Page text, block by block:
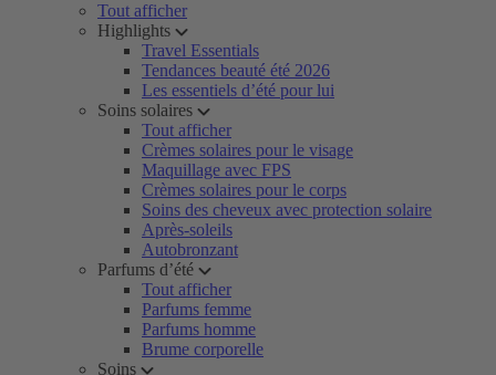
Tout afficher
Highlights
Travel Essentials
Tendances beauté été 2026
Les essentiels d’été pour lui
Soins solaires
Tout afficher
Crèmes solaires pour le visage
Maquillage avec FPS
Crèmes solaires pour le corps
Soins des cheveux avec protection solaire
Après-soleils
Autobronzant
Parfums d’été
Tout afficher
Parfums femme
Parfums homme
Brume corporelle
Soins